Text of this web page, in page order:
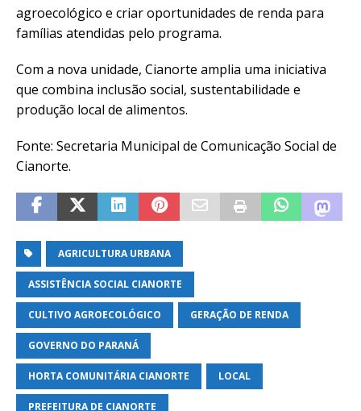
agroecológico e criar oportunidades de renda para
famílias atendidas pelo programa.
Com a nova unidade, Cianorte amplia uma iniciativa
que combina inclusão social, sustentabilidade e
produção local de alimentos.
Fonte: Secretaria Municipal de Comunicação Social de
Cianorte.
AGRICULTURA URBANA
ASSISTÊNCIA SOCIAL CIANORTE
CULTIVO AGROECOLÓGICO GERAÇÃO DE RENDA
GOVERNO DO PARANÁ
HORTA COMUNITÁRIA CIANORTE LOCAL
PREFEITURA DE CIANORTE